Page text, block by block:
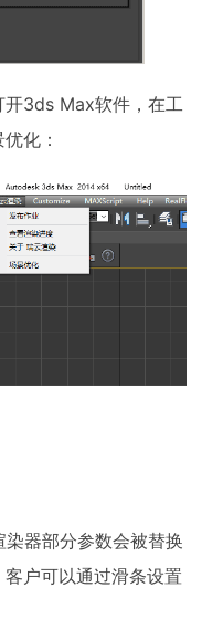
3ds Max软件，在工
化：
器部分参数会被替换
户可以通过滑条设置